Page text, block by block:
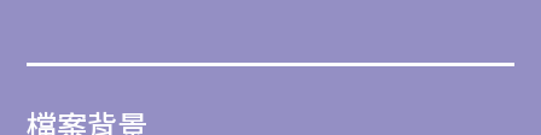
檔案背景